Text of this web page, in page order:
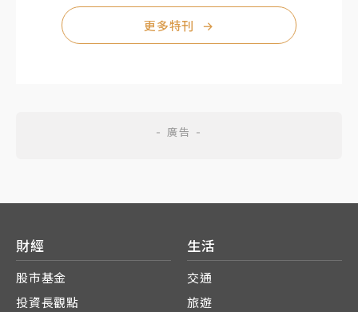
更多特刊 →
財經
股市基金
投資長觀點
生活
交通
旅遊